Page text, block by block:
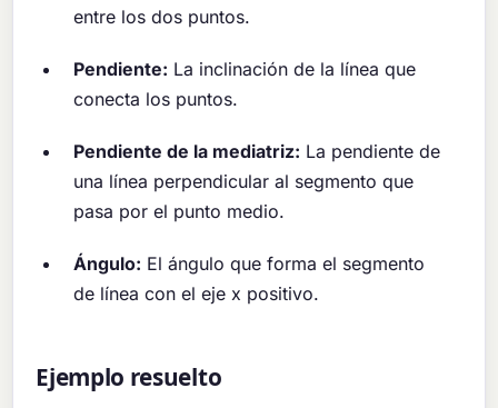
entre los dos puntos.
Pendiente: La inclinación de la línea que
conecta los puntos.
Pendiente de la mediatriz: La pendiente de
una línea perpendicular al segmento que
pasa por el punto medio.
Ángulo: El ángulo que forma el segmento
de línea con el eje x positivo.
Ejemplo resuelto